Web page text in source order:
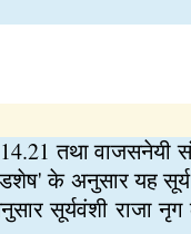
तथा
के अनुसार यह
सूर्यवंशी राजा नृग